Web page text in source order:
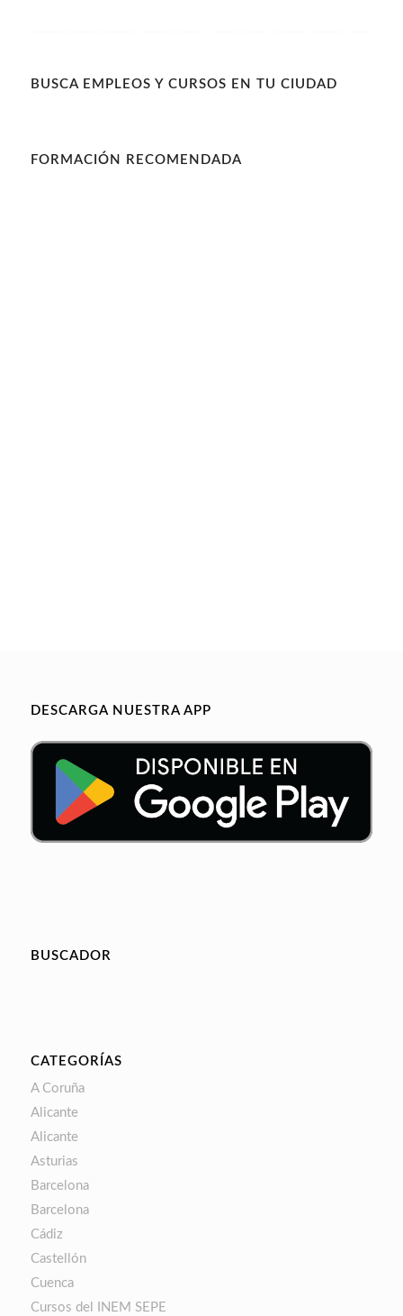
BUSCA EMPLEOS Y CURSOS EN TU CIUDAD
FORMACIÓN RECOMENDADA
DESCARGA NUESTRA APP
BUSCADOR
CATEGORÍAS
A Coruña
Alicante
Alicante
Asturias
Barcelona
Barcelona
Cádiz
Castellón
Cuenca
Cursos del INEM SEPE